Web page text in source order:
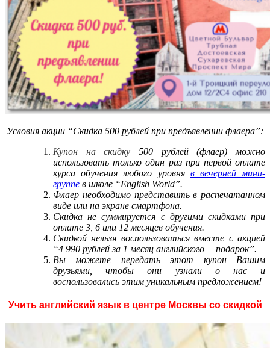
Условия акции “Скидка 500 рублей при предъявлении флаера”:
Купон на скидку 500 рублей (флаер) можно
использовать только один раз при первой оплате
курса обучения любого уровня в вечерней мини-
группе в школе “English World”.
Флаер необходимо представить в распечатанном
виде или на экране смартфона.
Скидка не суммируется с другими скидками при
оплате 3, 6 или 12 месяцев обучения.
Скидкой нельзя воспользоваться вместе с акцией
“4 990 рублей за 1 месяц английского + подарок”.
Вы можете передать этот купон Вашим
друзьями, чтобы они узнали о нас и
воспользовались этим уникальным предложением!
Учить английский язык в центре Москвы со скидкой